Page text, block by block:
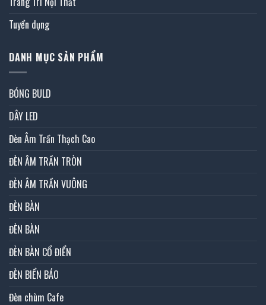
Tuyển dụng
DANH MỤC SẢN PHẨM
BÓNG BULD
DÂY LED
Đèn Âm Trần Thạch Cao
ĐÈN ÂM TRẦN TRÒN
ĐÈN ÂM TRẦN VUÔNG
ĐÈN BÀN
ĐÈN BÀN
ĐÈN BÀN CỔ ĐIỂN
ĐÈN BIỂN BÁO
Đèn chùm Cafe